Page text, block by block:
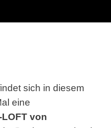
sich in diesem
eine
LOFT von